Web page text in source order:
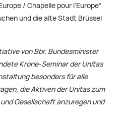
/ Chapelle pour l’Europe“
und die alte Stadt Brüssel
von Bbr. Bundesminister
Krone-Seminar der Unitas
besonders für alle
die Aktiven der Unitas zum
Gesellschaft anzuregen und